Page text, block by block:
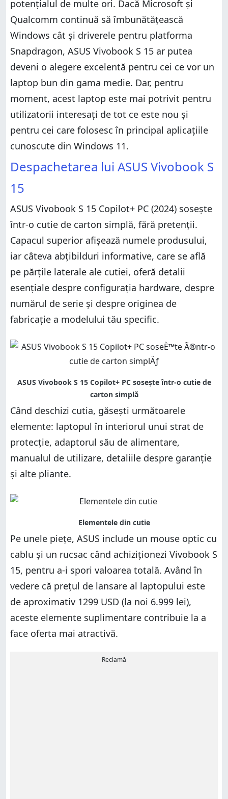
potențialul de multe ori. Dacă Microsoft și
Qualcomm continuă să îmbunătățească
Windows cât și driverele pentru platforma
Snapdragon, ASUS Vivobook S 15 ar putea
deveni o alegere excelentă pentru cei ce vor un
laptop bun din gama medie. Dar, pentru
moment, acest laptop este mai potrivit pentru
utilizatorii interesați de tot ce este nou și
pentru cei care folosesc în principal aplicațiile
cunoscute din Windows 11.
Despachetarea lui ASUS Vivobook S
15
ASUS Vivobook S 15 Copilot+ PC (2024) sosește
într-o cutie de carton simplă, fără pretenții.
Capacul superior afișează numele produsului,
iar câteva abțibilduri informative, care se află
pe părțile laterale ale cutiei, oferă detalii
esențiale despre configurația hardware, despre
numărul de serie și despre originea de
fabricație a modelului tău specific.
Când deschizi cutia, găsești următoarele
elemente: laptopul în interiorul unui strat de
protecție, adaptorul său de alimentare,
manualul de utilizare, detaliile despre garanție
și alte pliante.
Pe unele piețe, ASUS include un mouse optic cu
cablu și un rucsac când achiziționezi Vivobook S
15, pentru a-i spori valoarea totală. Având în
vedere că prețul de lansare al laptopului este
de aproximativ 1299 USD (la noi 6.999 lei),
aceste elemente suplimentare contribuie la a
face oferta mai atractivă.
Reclamă